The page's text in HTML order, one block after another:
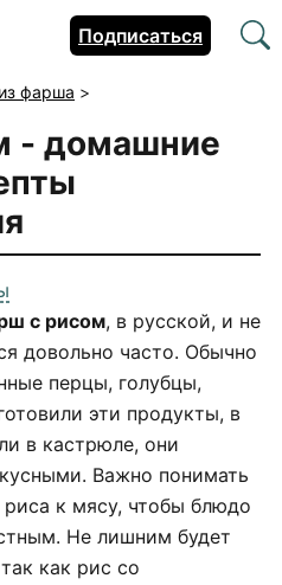
Подписаться
фарша >
- домашние
с рисом, в русской, и не
довольно часто. Обычно
перцы, голубцы,
эти продукты, в
в кастрюле, они
Важно понимать
к мясу, чтобы блюдо
Не лишним будет
как рис со